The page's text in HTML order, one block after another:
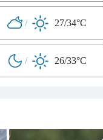
/ 27/34°C
/ 26/33°C